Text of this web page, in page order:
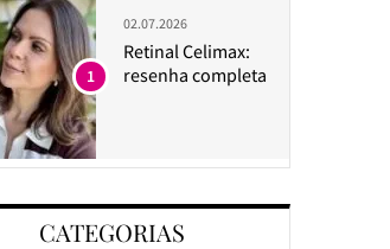
02.07.2026
Retinal Celimax:
resenha completa
1
CATEGORIAS